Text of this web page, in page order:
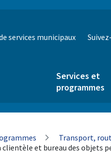
services municipaux
Services et
programmes
Transport,
clientèle et bureau des objets